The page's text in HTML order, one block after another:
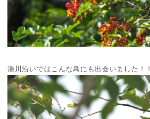
湯川沿いではこんな鳥にも出会いました！！